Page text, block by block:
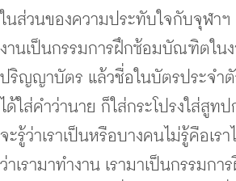
ในส่วนของความประทับใจกับจุฬาฯ
งานเป็นกรรมการฝึกซ้อมบัณฑิตใน
ปริญญาบัตร แล้วชื่อในบัตรประจำตั
ได้ใส่คำว่านาย ก็ใส่กระโปรงใส่สูท
จะรู้ว่าเราเป็นหรือบางคนไม่รู้คือเร
ว่าเรามาทำงาน เรามาเป็นกรรมก